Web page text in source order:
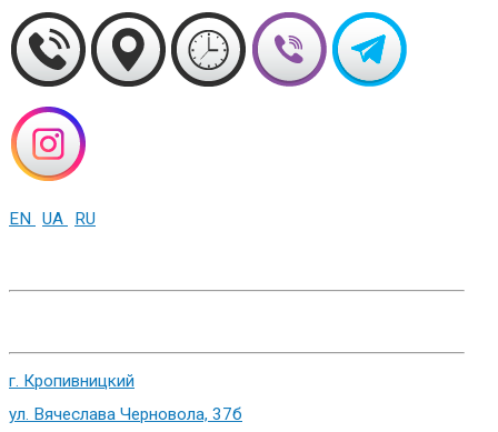
EN UA RU
г. Кропивницкий
ул. Вячеслава Черновола, 37б